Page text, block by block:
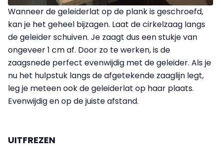
Wanneer de geleiderlat op de plank is geschroefd,
kan je het geheel bijzagen. Laat de cirkelzaag langs
de geleider schuiven. Je zaagt dus een stukje van
ongeveer 1 cm af. Door zo te werken, is de
zaagsnede perfect evenwijdig met de geleider. Als je
nu het hulpstuk langs de afgetekende zaaglijn legt,
leg je meteen ook de geleiderlat op haar plaats.
Evenwijdig en op de juiste afstand.
UITFREZEN